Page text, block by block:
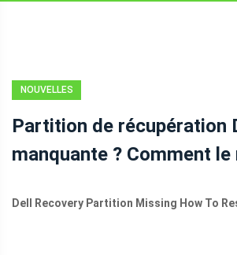
NOUVELLES
Partition de récupération
manquante ? Comment
Dell Recovery Partition Missing How To